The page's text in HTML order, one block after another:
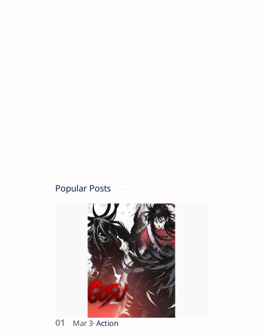
Popular Posts